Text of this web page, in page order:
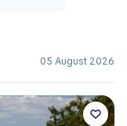
05 August 2026